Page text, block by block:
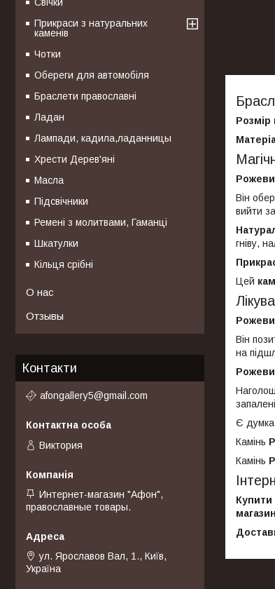
Він
вийти
гніву,
Цей
Він
на
Є
Камінь
Камінь
Купити
Прикраси з натуральних
каменів
Чотки
Обереги для автомобіля
Браслети православні
Ладан
Лампади, кадила,ладанницы
Хрести Дерев'яні
Масла
Підсвічники
Ремені з молитвами, Гаманці
Шкатулки
Кільця срібні
О нас
Отзывы
Контакти
afongallery5@gmail.com
Виктория
Интернет-магазин "Афон",
православные товары.
ул. Ярославов Вал, 1., Київ,
Україна